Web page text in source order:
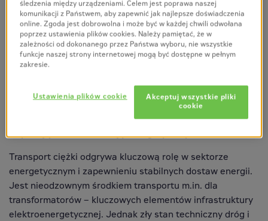
masie własnej, STB 320 może osiągnąć nacisk na oś 12
ton przy ładowności 320 ton w największej konfiguracji
zestawu. Skraca to czas zatwierdzania i zmniejsza
wysiłek dostawcy usług logistycznych w zakresie
transportu ciężkich ładunków, ponieważ złożone i
konieczne przy tak niskich obciążeniach osi.
W rezultacie
sprawia to, że nowy pokład boczny SCHEUERLE to
przełom w transporcie ciężkim i kluczowe narzędzie
wspierające transformację energetyczną.
Transport ciężki odgrywa kluczową rolę w sektorze
energetycznym i zapewnieniu stabilnych dostaw energii.
Jest nieodzownym środkiem transportu m.in. dla
transformatorów – kluczowych elementów infrastruktury
elektroenergetycznej. Jednak zły stan techniczny dróg i
śledzenia między urządzeniami. Celem jest poprawa naszej
komunikacji z Państwem, aby zapewnić jak najlepsze doświadczenia
online. Zgoda jest dobrowolna i może być w każdej chwili odwołana
poprzez ustawienia plików cookies. Należy pamiętać, że w
zależności od dokonanego przez Państwa wyboru, nie wszystkie
funkcje naszej strony internetowej mogą być dostępne w pełnym
zakresie.
Akceptuj wszystkie pliki
cookie
Ustawienia plików cookie